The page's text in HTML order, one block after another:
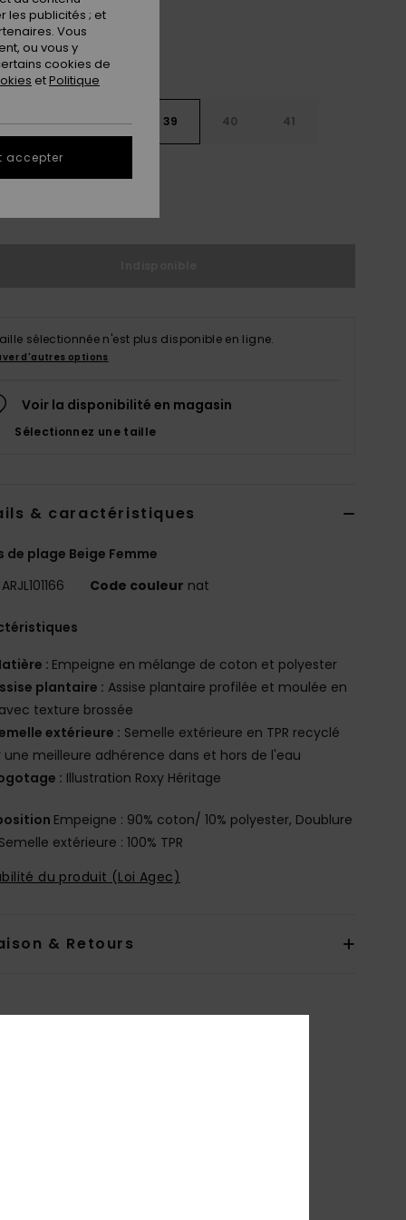
37 38 39 40 41
sélectionnée n'est plus disponible en ligne.
d'autres options
Voir la disponibilité en magasin
Sélectionnez une taille
& caractéristiques
de plage Beige Femme
ARJL101166 Code couleur nat
: Empeigne en mélange de coton et polyester
plantaire : Assise plantaire profilée et moulée en
avec texture brossée
extérieure : Semelle extérieure en TPR recyclé
une meilleure adhérence dans et hors de l'eau
: Illustration Roxy Héritage
Empeigne : 90% coton/ 10% polyester, Doublure
extérieure : 100% TPR
du produit (Loi Agec)
& Retours
les publicités ; et
Vous
ou vous y
cookies de
etPolitique
accepter